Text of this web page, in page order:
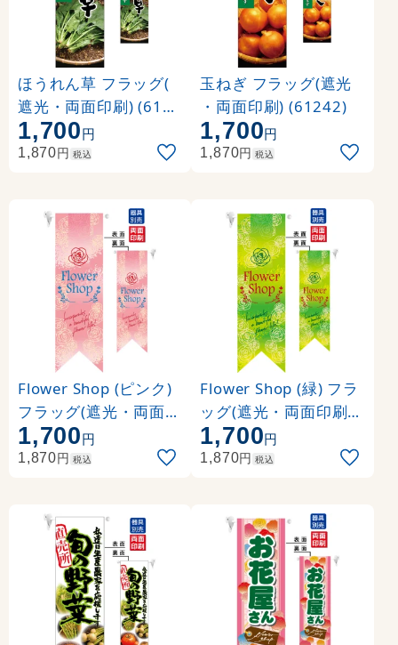
ほうれん草 フラッグ(
遮光・両面印刷) (6123
3)
1,700円
1,870円 税込
玉ねぎ フラッグ(遮光
・両面印刷) (61242)
1,700円
1,870円 税込
Flower Shop (ピンク)
フラッグ(遮光・両面印
刷) (6071)
1,700円
1,870円 税込
Flower Shop (緑) フラ
ッグ(遮光・両面印刷) (
6072)
1,700円
1,870円 税込